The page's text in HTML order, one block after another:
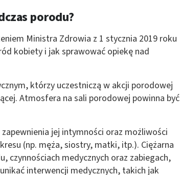
porodu?
Ministra Zdrowia z 1 stycznia 2019 roku
kobiety i jak sprawować opiekę nad
którzy uczestniczą w akcji porodowej
Atmosfera na sali porodowej powinna być
jej intymności oraz możliwości
(np. męża, siostry, matki, itp.). Ciężarna
czynnościach medycznych oraz zabiegach,
interwencji medycznych, takich jak